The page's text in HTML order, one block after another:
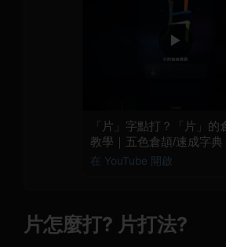
▶
「片」字點打？「片」的
教學｜五色倉頡/速成字典
在 YouTube 開啟
片怎麼打? 片打法?